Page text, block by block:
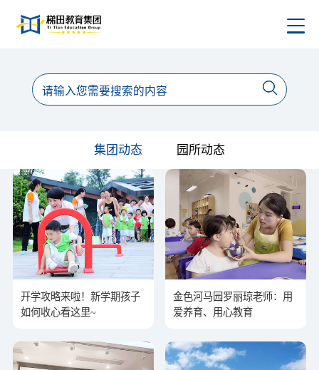
集团动态 园所动态
开学攻略来啦！新学期孩子
如何收心看这里~
金色河马园罗丽琼老师：用
爱养育、用心教育